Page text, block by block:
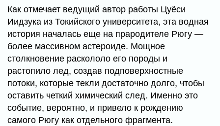
Как отмечает ведущий автор работы Цуёси
Иидзука из Токийского университета, эта водная
история началась еще на прародителе Рюгу —
более массивном астероиде. Мощное
столкновение раскололо его породы и
растопило лед, создав подповерхностные
потоки, которые текли достаточно долго, чтобы
оставить четкий химический след. Именно это
событие, вероятно, и привело к рождению
самого Рюгу как отдельного фрагмента.